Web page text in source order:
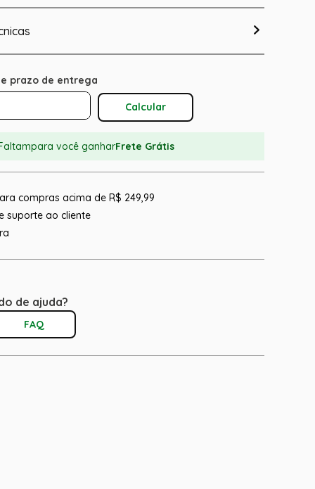
Calcular O Frete
para você ganharFrete Grátis
compras acima de R$ 249,99
suporte ao cliente
de ajuda?
FAQ